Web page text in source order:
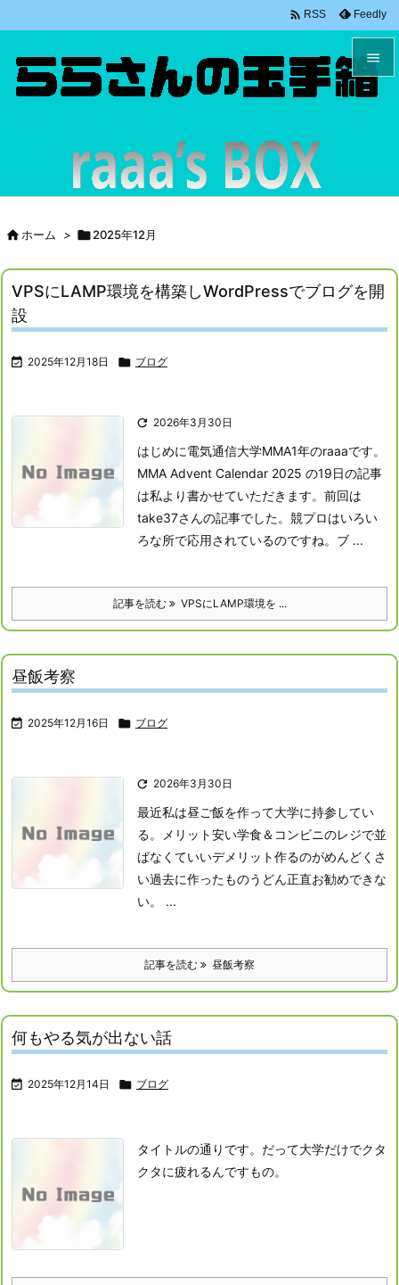


検索
 RSS Feedly
ホーム > 2025年12月
VPSにLAMP環境を構築しWordPressでブログを開
設
 2025年12月18日  ブログ
 2026年3月30日
はじめに電気通信大学MMA1年のraaaです。
MMA Advent Calendar 2025 の19日の記事
は私より書かせていただきます。前回は
take37さんの記事でした。競プロはいろい
ろな所で応用されているのですね。 ブ ...
記事を読む VPSにLAMP環境を ...
昼飯考察
 2025年12月16日  ブログ
 2026年3月30日
最近私は昼ご飯を作って大学に持参してい
る。
メリット安い学食＆コンビニのレジで並
ばなくていいデメリット作るのがめんどくさ
い過去に作ったものうどん正直お勧めできな
い。 ...
記事を読む 昼飯考察
何もやる気が出ない話
 2025年12月14日  ブログ
タイトルの通りです。だって大学だけでクタ
クタに疲れるんですもの。